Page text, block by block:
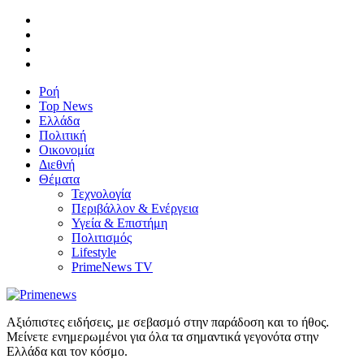
Ροή
Top News
Ελλάδα
Πολιτική
Οικονομία
Διεθνή
Θέματα
Τεχνολογία
Περιβάλλον & Ενέργεια
Υγεία & Επιστήμη
Πολιτισμός
Lifestyle
PrimeNews TV
Αξιόπιστες ειδήσεις, με σεβασμό στην παράδοση και το ήθος.
Μείνετε ενημερωμένοι για όλα τα σημαντικά γεγονότα στην
Ελλάδα και τον κόσμο.